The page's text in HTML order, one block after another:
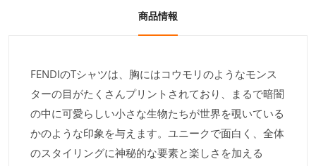
商品情報
FENDIのTシャツは、胸にはコウモリのようなモンス
ターの目がたくさんプリントされており、まるで暗闇
の中に可愛らしい小さな生物たちが世界を覗いている
かのような印象を与えます。ユニークで面白く、全体
のスタイリングに神秘的な要素と楽しさを加える